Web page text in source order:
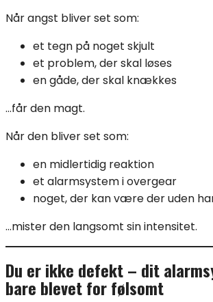
Når angst bliver set som:
et tegn på noget skjult
et problem, der skal løses
en gåde, der skal knækkes
…får den magt.
Når den bliver set som:
en midlertidig reaktion
et alarmsystem i overgear
noget, der kan være der uden
…mister den langsomt sin intensitet.
Du er ikke defekt – dit
bare blevet for følsomt